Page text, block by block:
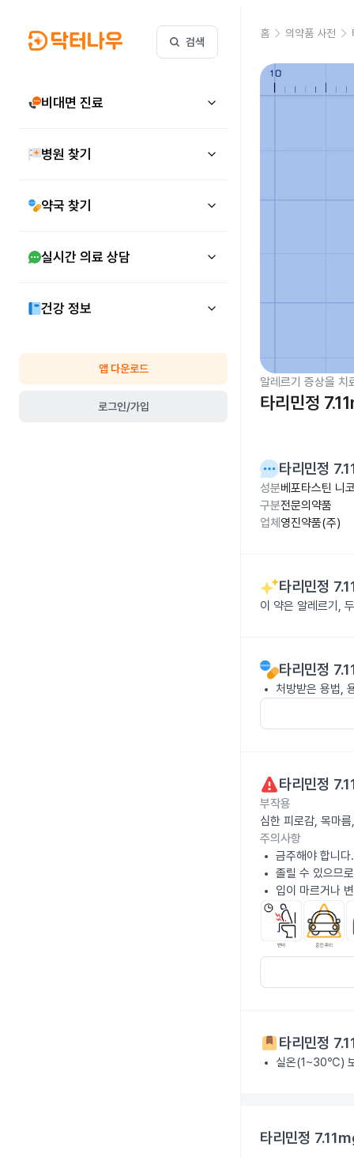
검색
비대면 진료
병원 찾기
약국 찾기
실시간 의료 상담
건강 정보
앱 다운로드
로그인/가입
홈 의약품 사전
알레르기 증상을 치
타리민정
타리민정
성분베포타스틴 니
구분전문의약품
업체 영진약품(주)
타리민정
이 약은 알레르기,
타리민정
처방받은 용법,
타리민정
부작용
심한 피로감, 목마
주의사항
금주해야 합니다.
졸릴 수 있으므
입이 마르거나
타리민정
실온(1~30℃)
타리민정